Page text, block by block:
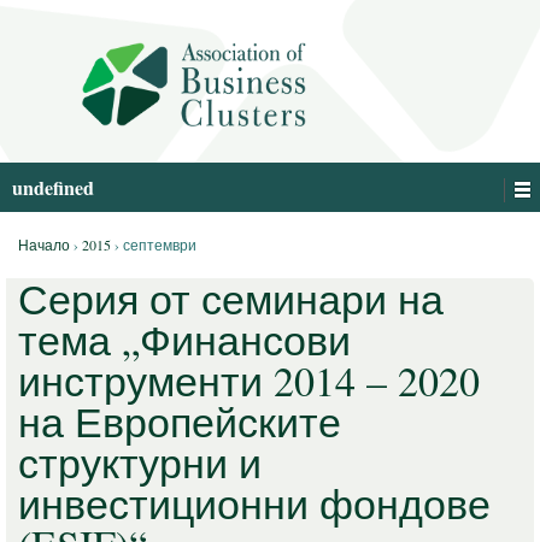
undefined
Начало› 2015› септември
Серия от семинари на
тема „Финансови
инструменти 2014 – 2020
на Европейските
структурни и
инвестиционни фондове